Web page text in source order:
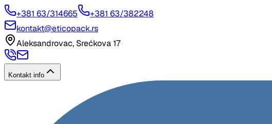
+381 63/314665
+381 63/382248
kontakt@eticopack.rs
Aleksandrovac, Srećkova 17
Kontakt info